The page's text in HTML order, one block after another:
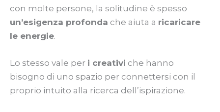
con molte persone, la solitudine è spesso
un’esigenza profonda che aiuta a ricaricare
le energie.
Lo stesso vale per i creativi che hanno
bisogno di uno spazio per connettersi con il
proprio intuito alla ricerca dell’ispirazione.